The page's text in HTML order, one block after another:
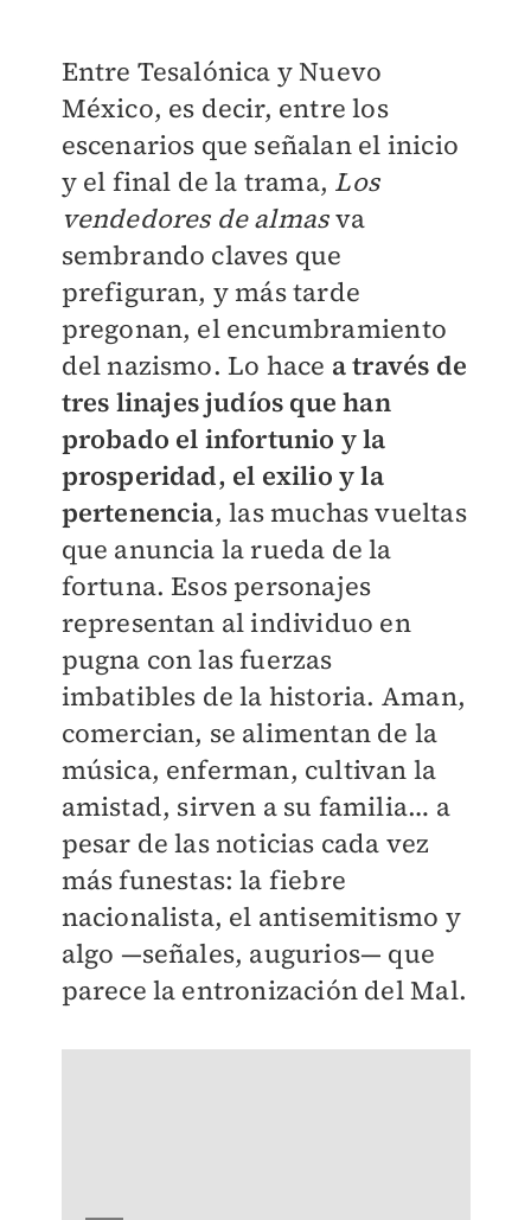
Entre Tesalónica y Nuevo
México, es decir, entre los
escenarios que señalan el inicio
y el final de la trama, Los
vendedores de almasva
sembrando claves que
prefiguran, y más tarde
pregonan, el encumbramiento
del nazismo. Lo hace a través de
tres linajes judíos que han
probado el infortunio y la
prosperidad, el exilio y la
pertenencia, las muchas vueltas
que anuncia la rueda de la
fortuna. Esos personajes
representan al individuo en
pugna con las fuerzas
imbatibles de la historia. Aman,
comercian, se alimentan de la
música, enferman, cultivan la
amistad, sirven a su familia… a
pesar de las noticias cada vez
más funestas: la fiebre
nacionalista, el antisemitismo y
algo —señales, augurios— que
parece la entronización del Mal.